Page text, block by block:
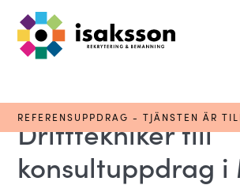
REFERENSUPPDRAG - TJÄNSTEN ÄR
Drifttekniker till
konsultuppdrag i